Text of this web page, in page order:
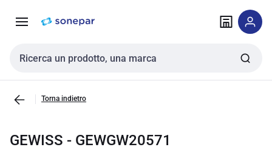
navigazione alla
Cerca input
Torna indietro
GEWISS - GEWGW20571